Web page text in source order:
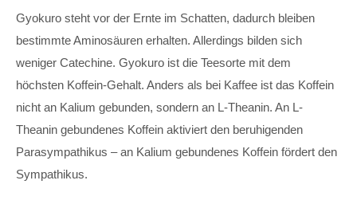
Gyokuro steht vor der Ernte im Schatten, dadurch bleiben
bestimmte Aminosäuren erhalten. Allerdings bilden sich
weniger Catechine. Gyokuro ist die Teesorte mit dem
höchsten Koffein-Gehalt. Anders als bei Kaffee ist das Koffein
nicht an Kalium gebunden, sondern an L-Theanin. An L-
Theanin gebundenes Koffein aktiviert den beruhigenden
Parasympathikus – an Kalium gebundenes Koffein fördert den
Sympathikus.